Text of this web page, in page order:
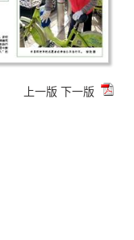
上一版 下一版